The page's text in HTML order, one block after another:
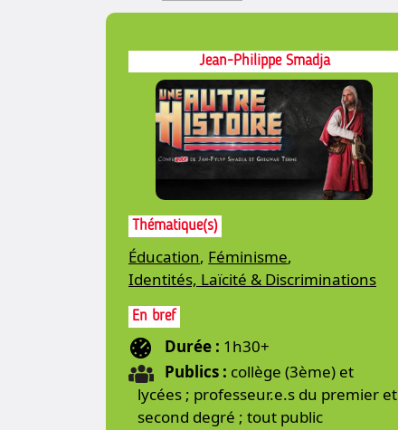
Jean-Philippe Smadja
Thématique(s)
Éducation, Féminisme,
Identités, Laïcité & Discriminations
En bref
Durée : 1h30+
Publics : collège (3ème) et
lycées ; professeur.e.s du premier et
second degré ; tout public